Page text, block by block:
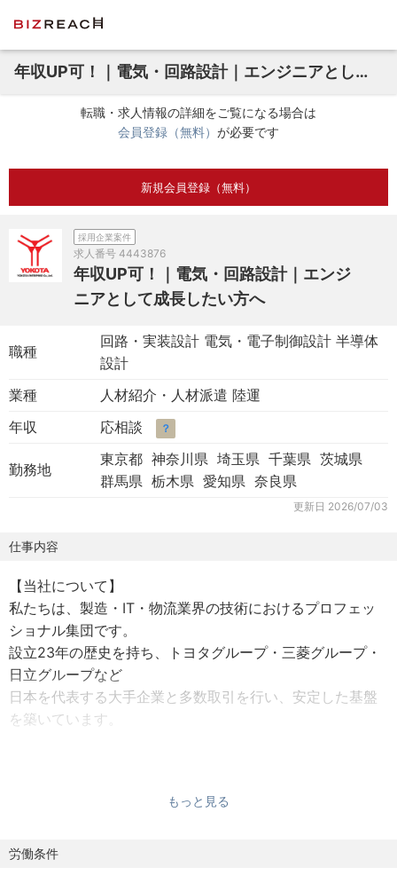
年収UP可！｜電気・回路設計｜エンジニアとして成長したい方へ
転職・求人情報の詳細をご覧になる場合は
会員登録（無料） が必要です
新規会員登録（無料）
採用企業案件
求人番号 4443876
年収UP可！｜電気・回路設計｜エンジ
ニアとして成長したい方へ
職種
回路・実装設計 電気・電子制御設計 半導体
設計
業種
人材紹介・人材派遣 陸運
年収
応相談 ？
勤務地
東京都 神奈川県 埼玉県 千葉県 茨城県
群馬県 栃木県 愛知県 奈良県
更新日 2026/07/03
仕事内容
【当社について】
私たちは、製造・IT・物流業界の技術におけるプロフェッ
ショナル集団です。
設立23年の歴史を持ち、トヨタグループ・三菱グループ・
日立グループなど
日本を代表する大手企業と多数取引を行い、安定した基盤
を築いています。
す。
もっと見る
労働条件